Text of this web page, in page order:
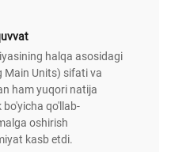
halqa asosidagi
Main Units) sifati va
ham yuqori natija
qo'llab-
oshirish
kasb etdi.